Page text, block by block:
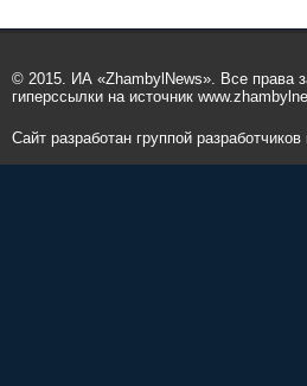
© 2015. ИА «ZhambylNews». Все права
гиперссылки на источник
Сайт разработан группой